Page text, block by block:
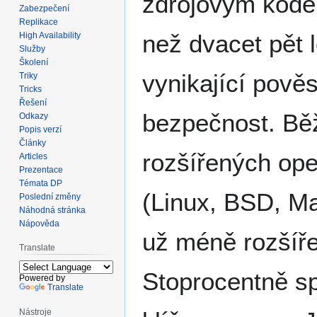
než dvacet pět
vynikající
bezpečnost.
rozšířených
(Linux, BSD,
už méně
Stoprocentně
Zabezpečení
Replikace
High Availability
Služby
Školení
Triky
Tricks
Řešení
Odkazy
Popis verzí
Články
Articles
Prezentace
Témata DP
Poslední změny
Náhodná stránka
Nápověda
Translate
Powered by
Translate
Nástroje